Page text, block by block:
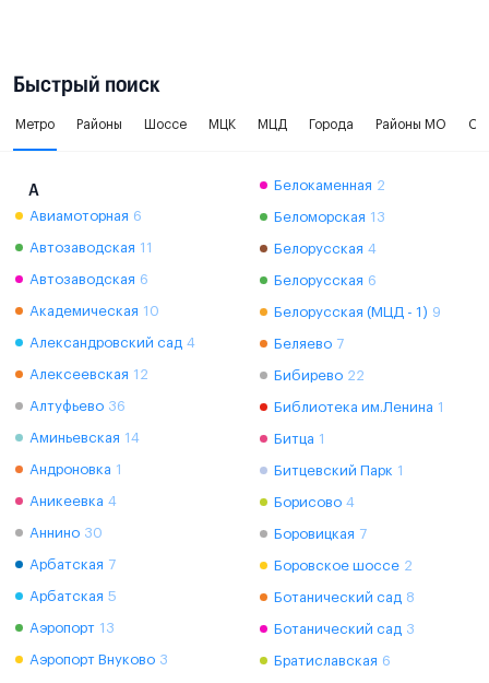
Быстрый поиск
Метро Районы Шоссе МЦК МЦД Города Районы МО
А
Авиамоторная 6
Автозаводская 11
Автозаводская 6
Академическая 10
Александровский сад 4
Алексеевская 12
Алтуфьево 36
Аминьевская 14
Андроновка 1
Аникеевка 4
Аннино 30
Арбатская 7
Арбатская 5
Аэропорт 13
Аэропорт Внуково 3
Белокаменная 2
Беломорская 13
Белорусская 4
Белорусская 6
Белорусская (МЦД - 1) 9
Беляево 7
Бибирево 22
Библиотека им.Ленина 1
Битца 1
Битцевский Парк 1
Борисово 4
Боровицкая 7
Боровское шоссе 2
Ботанический сад 8
Ботанический сад 3
Братиславская 6